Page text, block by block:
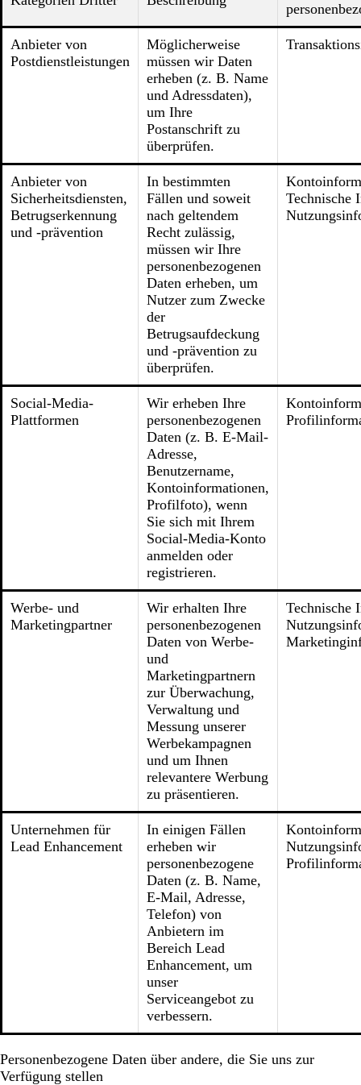
Anbieter von
Postdienstleistungen
Möglicherweise
müssen wir Daten
erheben (z. B. Name
und Adressdaten),
um Ihre
Postanschrift zu
überprüfen.
Anbieter von
Sicherheitsdiensten,
Betrugserkennung
und -prävention
In bestimmten
Fällen und soweit
nach geltendem
Recht zulässig,
müssen wir Ihre
personenbezogenen
Daten erheben, um
Nutzer zum Zwecke
der
Betrugsaufdeckung
und -prävention zu
überprüfen.
Technische
Social-Media-
Plattformen
Wir erheben Ihre
personenbezogenen
Daten (z. B. E-Mail-
Adresse,
Benutzername,
Kontoinformationen,
Profilfoto), wenn
Sie sich mit Ihrem
Social-Media-Konto
anmelden oder
registrieren.
Werbe- und
Marketingpartner
Wir erhalten Ihre
personenbezogenen
Daten von Werbe-
und
Marketingpartnern
zur Überwachung,
Verwaltung und
Messung unserer
Werbekampagnen
und um Ihnen
relevantere Werbung
zu präsentieren.
Technische
Unternehmen für
Lead Enhancement
In einigen Fällen
erheben wir
personenbezogene
Daten (z. B. Name,
E-Mail, Adresse,
Telefon) von
Anbietern im
Bereich Lead
Enhancement, um
unser
Serviceangebot zu
verbessern.
Personenbezogene Daten über andere, die Sie uns zur
Verfügung stellen